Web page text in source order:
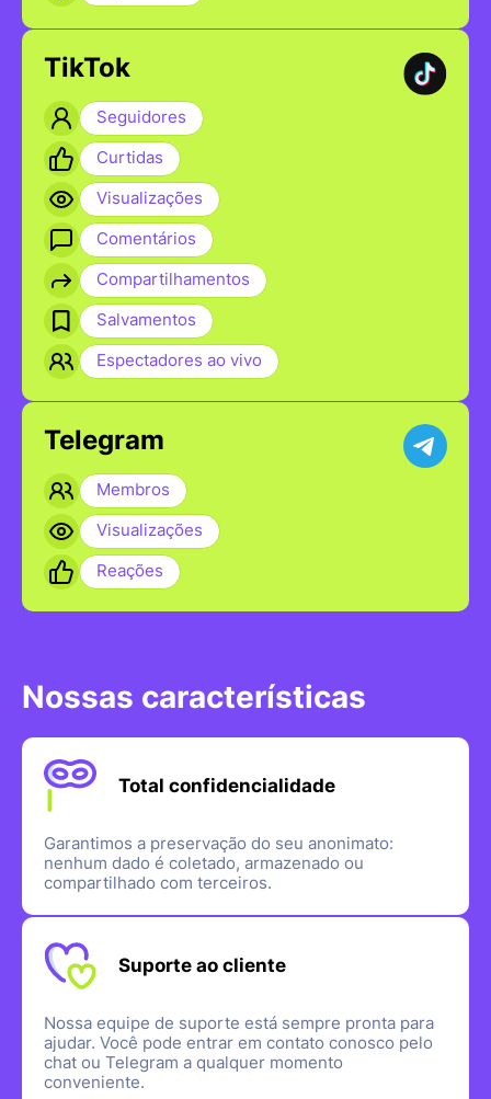
TikTok
Seguidores
Curtidas
Visualizações
Comentários
Compartilhamentos
Salvamentos
Espectadores ao vivo
Telegram
Membros
Visualizações
Reações
Nossas características
Total confidencialidade
Garantimos a preservação do seu anonimato:
nenhum dado é coletado, armazenado ou
compartilhado com terceiros.
Suporte ao cliente
Nossa equipe de suporte está sempre pronta para
ajudar. Você pode entrar em contato conosco pelo
chat ou Telegram a qualquer momento
conveniente.